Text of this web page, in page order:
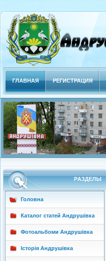
ГЛАВНАЯ РЕГИСТРАЦИЯ
РAЗДЕЛЫ
Головна
Каталог статей Андрушівка
Фотоальбоми Андрушівка
Історія Андрушівка